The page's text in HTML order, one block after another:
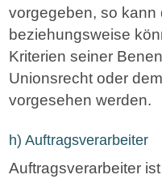
vorgegeben, so kann
beziehungsweise
Kriterien seiner
Unionsrecht oder
vorgesehen werden.
h) Auftragsverarbeiter
Auftragsverarbeiter